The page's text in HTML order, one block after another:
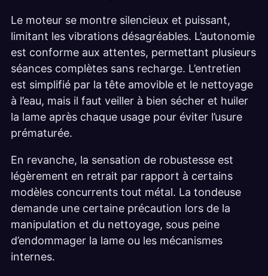
Le moteur se montre silencieux et puissant,
limitant les vibrations désagréables. L’autonomie
est conforme aux attentes, permettant plusieurs
séances complètes sans recharge. L’entretien
est simplifié par la tête amovible et le nettoyage
à l’eau, mais il faut veiller à bien sécher et huiler
la lame après chaque usage pour éviter l’usure
prématurée.
En revanche, la sensation de robustesse est
légèrement en retrait par rapport à certains
modèles concurrents tout métal. La tondeuse
demande une certaine précaution lors de la
manipulation et du nettoyage, sous peine
d’endommager la lame ou les mécanismes
internes.